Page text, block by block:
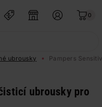
0
ubrousky Pampers
ubrousky pro